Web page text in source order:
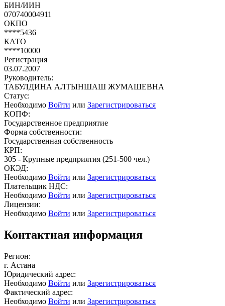
БИН/ИИН
070740004911
ОКПО
****5436
КАТО
****10000
Регистрация
03.07.2007
Руководитель:
ТАБУЛДИНА АЛТЫНШАШ ЖУМАШЕВНА
Статус:
Необходимо Войти или Зарегистрироваться
КОПФ:
Государственное предприятие
Форма собственности:
Государственная собственность
КРП:
305 - Крупные предприятия (251-500 чел.)
ОКЭД:
Необходимо Войти или Зарегистрироваться
Плательщик НДС:
Необходимо Войти или Зарегистрироваться
Лицензии:
Необходимо Войти или Зарегистрироваться
Контактная информация
Регион:
г. Астана
Юридический адрес:
Необходимо Войти или Зарегистрироваться
Фактический адрес:
Необходимо Войти или Зарегистрироваться